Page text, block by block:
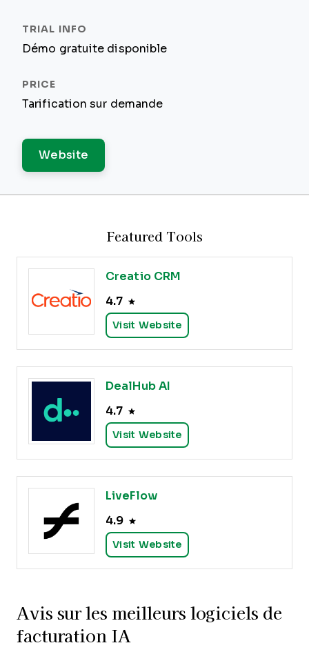
Démo gratuite disponible
Tarification sur demande
Website
Featured Tools
Creatio CRM
4.7
Visit Website
DealHub AI
4.7
Visit Website
LiveFlow
4.9
Visit Website
Avis sur les meilleurs logiciels de
facturation IA